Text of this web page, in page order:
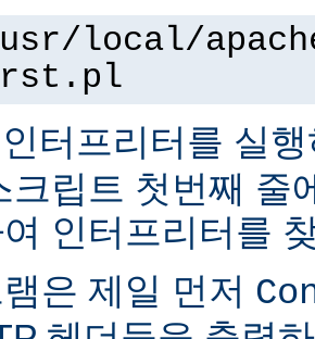
local/
인터프리터를 실
크립트 첫번째 줄
인터프리터를
은 제일 먼저